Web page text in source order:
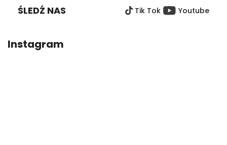
ŚLEDŹ NAS Tik Tok Youtube
Instagram